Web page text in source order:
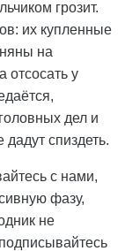
грозит.
их купленные
на
отсосать у
дел и
спиздеть.
с нами,
фазу,
не